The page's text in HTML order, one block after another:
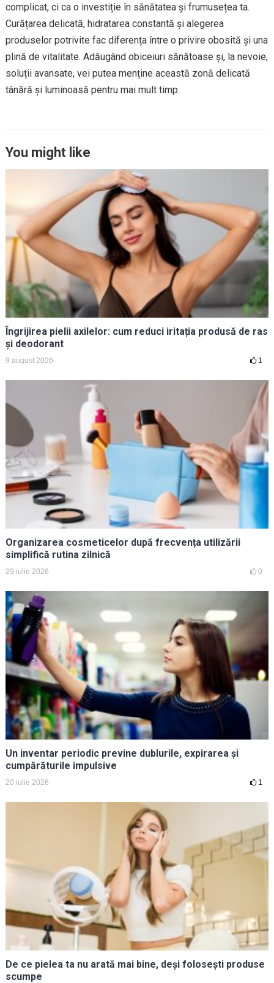
complicat, ci ca o investiție în sănătatea și frumusețea ta.
Curățarea delicată, hidratarea constantă și alegerea
produselor potrivite fac diferența între o privire obosită și una
plină de vitalitate. Adăugând obiceiuri sănătoase și, la nevoie,
soluții avansate, vei putea menține această zonă delicată
tânără și luminoasă pentru mai mult timp.
You might like
Îngrijirea pielii axilelor: cum reduci iritația produsă de ras
și deodorant
9 august 2026 1
Organizarea cosmeticelor după frecvența utilizării
simplifică rutina zilnică
29 iulie 2026 0
Un inventar periodic previne dublurile, expirarea și
cumpărăturile impulsive
20 iulie 2026 1
De ce pielea ta nu arată mai bine, deși folosești produse
scumpe